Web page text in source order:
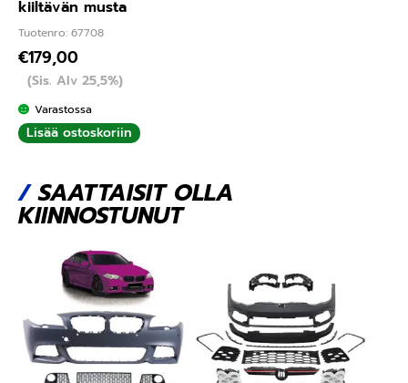
kiiltävän musta
Tuotenro: 67708
€179,00
(Sis. Alv 25,5%)
Varastossa
Lisää ostoskoriin
/SAATTAISIT OLLA
KIINNOSTUNUT